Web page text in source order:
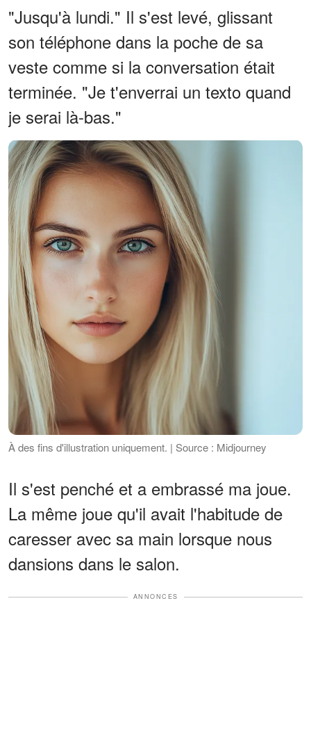
"Jusqu'à lundi." Il s'est levé, glissant
son téléphone dans la poche de sa
veste comme si la conversation était
terminée. "Je t'enverrai un texto quand
je serai là-bas."
À des fins d'illustration uniquement. | Source : Midjourney
Il s'est penché et a embrassé ma joue.
La même joue qu'il avait l'habitude de
caresser avec sa main lorsque nous
dansions dans le salon.
ANNONCES